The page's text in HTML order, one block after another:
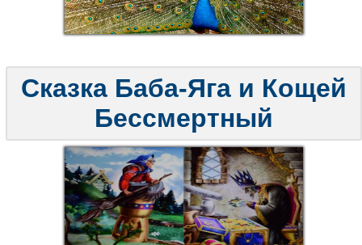
Сказка Баба-Яга и Кощей
Бессмертный